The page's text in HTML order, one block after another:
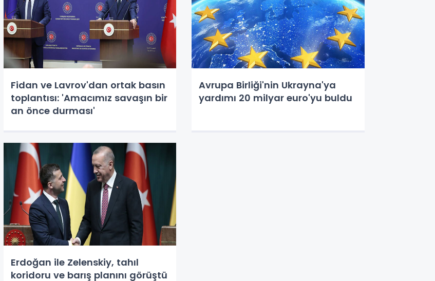
Fidan ve Lavrov'dan ortak basın
toplantısı: 'Amacımız savaşın bir
an önce durması'
Avrupa Birliği'nin Ukrayna'ya
yardımı 20 milyar euro'yu buldu
Erdoğan ile Zelenskiy, tahıl
koridoru ve barış planını görüştü